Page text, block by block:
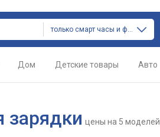
только смарт часы и фитнес браслеты
Дом Детские товары Авто
зарядки цены на 5 моделей